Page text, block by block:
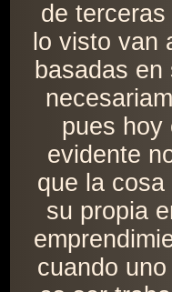
de
lo visto van
basadas
pues hoy
evidente
que la
su propia
cuando